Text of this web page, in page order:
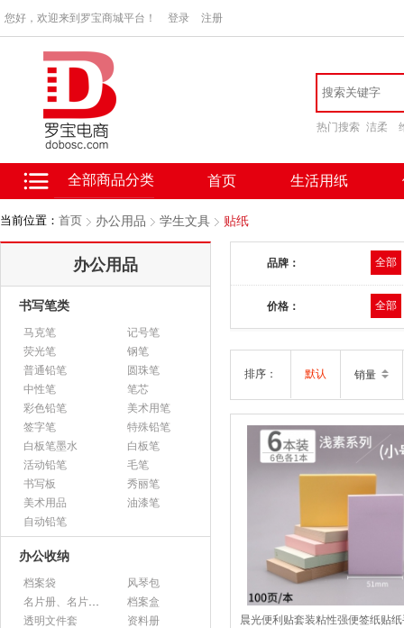
您好，欢迎来到罗宝商城平台！ 登录 注册
热门搜索 洁柔
全部商品分类 首页 生活用纸
当前位置： 首页 办公用品 学生文具 贴纸
办公用品
书写笔类
马克笔
记号笔
荧光笔
钢笔
普通铅笔
圆珠笔
中性笔
笔芯
彩色铅笔
美术用笔
签字笔
特殊铅笔
白板笔墨水
白板笔
活动铅笔
毛笔
书写板
秀丽笔
美术用品
油漆笔
自动铅笔
办公收纳
档案袋
风琴包
名片册、名片盒、名片座
档案盒
透明文件套
资料册
品牌： 全部
价格： 全部
排序： 默认 销量
晨光便利贴套装粘性强便签纸贴